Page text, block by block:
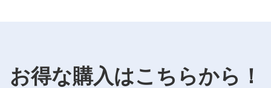
お得な購入はこちらから！